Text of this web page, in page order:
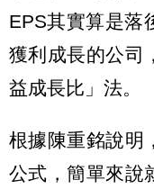
EPS其實算是落
獲利成長的公司
益成長比」法。
根據陳重銘說明
公式，簡單來說